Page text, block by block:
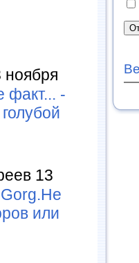
ноября
факт... -
13
Gorg.Не
или